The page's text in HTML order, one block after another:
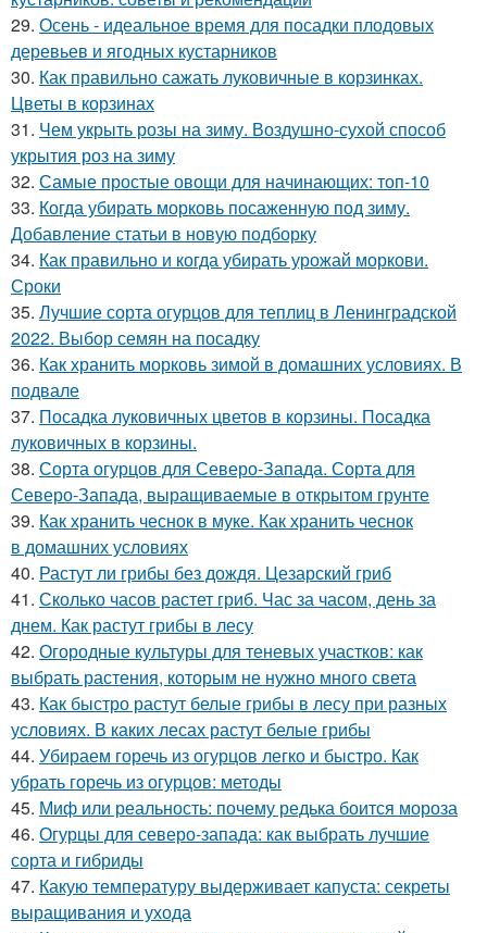
29. Осень - идеальное время для посадки плодовых
деревьев и ягодных кустарников
30. Как правильно сажать луковичные в корзинках.
Цветы в корзинах
31. Чем укрыть розы на зиму. Воздушно-сухой способ
укрытия роз на зиму
32. Самые простые овощи для начинающих: топ-10
33. Когда убирать морковь посаженную под зиму.
Добавление статьи в новую подборку
34. Как правильно и когда убирать урожай моркови.
Сроки
35. Лучшие сорта огурцов для теплиц в Ленинградской
2022. Выбор семян на посадку
36. Как хранить морковь зимой в домашних условиях. В
подвале
37. Посадка луковичных цветов в корзины. Посадка
луковичных в корзины.
38. Сорта огурцов для Северо-Запада. Сорта для
Северо-Запада, выращиваемые в открытом грунте
39. Как хранить чеснок в муке. Как хранить чеснок
в домашних условиях
40. Растут ли грибы без дождя. Цезарский гриб
41. Сколько часов растет гриб. Час за часом, день за
днем. Как растут грибы в лесу
42. Огородные культуры для теневых участков: как
выбрать растения, которым не нужно много света
43. Как быстро растут белые грибы в лесу при разных
условиях. В каких лесах растут белые грибы
44. Убираем горечь из огурцов легко и быстро. Как
убрать горечь из огурцов: методы
45. Миф или реальность: почему редька боится мороза
46. Огурцы для северо-запада: как выбрать лучшие
сорта и гибриды
47. Какую температуру выдерживает капуста: секреты
выращивания и ухода